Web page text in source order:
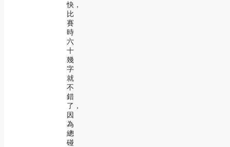
快，
比
賽
時
六
十
幾
字
就
不
錯
了，
因
為
總
碰